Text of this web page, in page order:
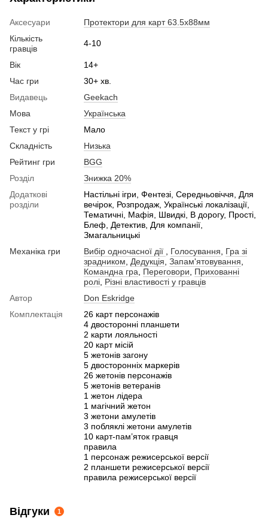
Аксесуари
Протектори для карт 63.5x88мм
Кількість
гравців
4-10
Вік
14+
Час гри
30+ хв.
Видавець
Geekach
Мова
Українська
Текст у грі
Мало
Складність
Низька
Рейтинг гри
BGG
Розділ
Знижка 20%
Додаткові
розділи
Настільні ігри, Фентезі, Середньовіччя, Для
вечірок, Розпродаж, Українські локалізації,
Тематичні, Мафія, Швидкі, В дорогу, Прості,
Блеф, Детектив, Для компанії,
Змагальницькі
Механіка гри
Вибір одночасної дії Голосування
Гра зі
зрадником
Дедукція Запам'ятовування
Командна гра
Переговори
Прихованні
ролі Різні властивості у гравців
Автор
Don Eskridge
Комплектація
26 карт персонажів
4 двосторонні планшети
2 карти лояльності
20 карт місій
5 жетонів загону
5 двосторонніх маркерів
26 жетонів персонажів
5 жетонів ветеранів
1 жетон лідера
1 магічний жетон
3 жетони амулетів
3 побляклі жетони амулетів
10 карт-пам’яток гравця
правила
1 персонаж режисерської версії
2 планшети режисерської версії
правила режисерської версії
Відгуки 1